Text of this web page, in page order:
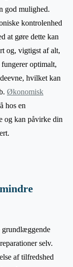
god mulighed.
kontrolenhed
at gøre dette kan
og, vigtigst af alt,
optimalt,
hvilket kan
Økonomisk
hos en
og kan påvirke din
grundlæggende
selv.
af tilfredshed